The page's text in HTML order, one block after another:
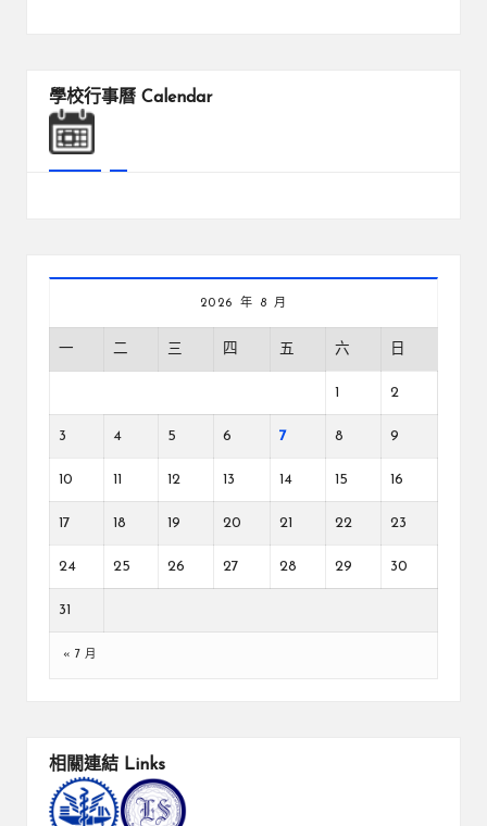
學校行事曆 Calendar
2026 年 8 月
一 二 三 四 五 六 日
1 2
3 4 5 6 7 8 9
10 11 12 13 14 15 16
17 18 19 20 21 22 23
24 25 26 27 28 29 30
31
« 7 月
相關連結 Links